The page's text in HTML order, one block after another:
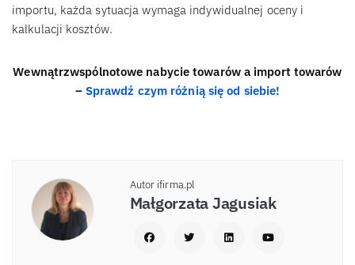
importu, każda sytuacja wymaga indywidualnej oceny i
kalkulacji kosztów.
Wewnątrzwspólnotowe nabycie towarów a import towarów
– Sprawdź czym różnią się od siebie!
Autor ifirma.pl
Małgorzata Jagusiak